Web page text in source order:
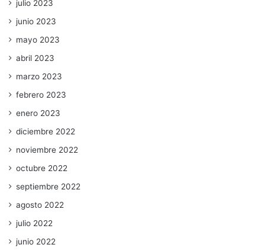
julio 2023
junio 2023
mayo 2023
abril 2023
marzo 2023
febrero 2023
enero 2023
diciembre 2022
noviembre 2022
octubre 2022
septiembre 2022
agosto 2022
julio 2022
junio 2022